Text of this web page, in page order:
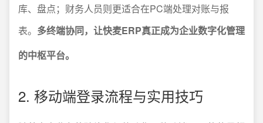
库、盘点；财务人员则更适合在PC端处理对账与报
表。 多终端协同，让快麦ERP真正成为企业数字化管理
的中枢平台。
2. 移动端登录流程与实用技巧